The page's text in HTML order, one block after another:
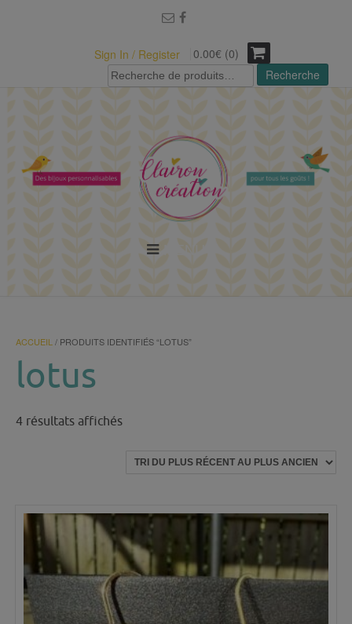
Sign In / Register
0.00€ (0)
Recherche
pour :
Recherche
ACCUEIL / PRODUITS IDENTIFIÉS “LOTUS”
lotus
4 résultats affichésTrié
plus
plus
ancien